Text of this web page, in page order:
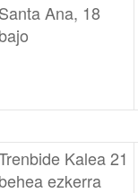
Santa Ana, 18
bajo
Kalea 21
behea ezkerra